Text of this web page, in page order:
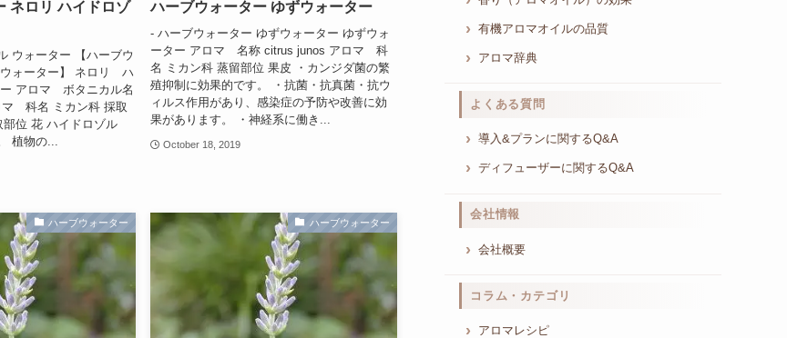
ネロリ ハイドロゾ
ウォーター 【ハーブウ
ォーター】 ネロリ ハ
アロマ ボタニカル名
マ 科名 ミカン科 採取
位 花 ハイドロゾル
植物の...
ハーブウォーター ゆずウォーター
- ハーブウォーター ゆずウォーター ゆずウォ
ーター アロマ 名称 citrus junos アロマ 科
名 ミカン科 蒸留部位 果皮 ・カンジダ菌の繁
殖抑制に効果的です。 ・抗菌・抗真菌・抗ウ
ィルス作用があり、感染症の予防や改善に効
果があります。 ・神経系に働き...
October 18, 2019
ハーブウォーター ハーブウォーター
有機アロマオイルの品質
アロマ辞典
よくある質問
導入&プランに関するQ&A
ディフューザーに関するQ&A
会社情報
会社概要
コラム・カテゴリ
アロマレシピ